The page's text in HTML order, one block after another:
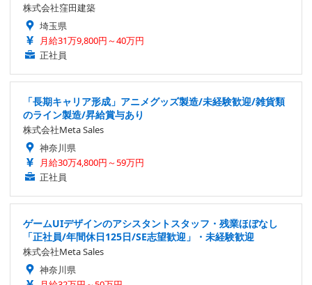
株式会社窪田建築
埼玉県
月給31万9,800円～40万円
正社員
「長期キャリア形成」アニメグッズ製造/未経験歓迎/雑貨類
のライン製造/昇給賞与あり
株式会社Meta Sales
神奈川県
月給30万4,800円～59万円
正社員
ゲームUIデザインのアシスタントスタッフ・残業ほぼなし
「正社員/年間休日125日/SE志望歓迎」・未経験歓迎
株式会社Meta Sales
神奈川県